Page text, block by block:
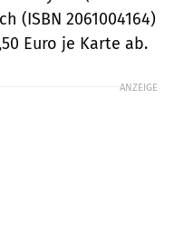
(ISBN 2061004164)
Euro je Karte ab.
ANZEIGE